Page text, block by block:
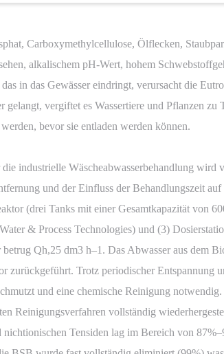
Carboxymethylcellulose, Ölflecken,
alkalischem pH-Wert, hohem
in das Gewässer eindringt, verursacht die
gelangt, vergiftet es Wassertiere und Pflanzen zu
bevor sie entladen werden können.
industrielle Wäscheabwasserbehandlung wird
und der Einfluss der Behandlungszeit auf
(drei Tanks mit einer Gesamtkapazität von
& Process Technologies) und (3)
Qh,25 dm3 h–1. Das Abwasser aus dem
zurückgeführt. Trotz periodischer Entspannung
und eine chemische Reinigung
Reinigungsverfahren vollständig
Tensiden lag im Bereich von